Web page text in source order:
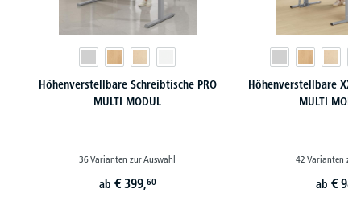
Höhenverstellbare Schreibtische PRO
MULTI MODUL
36 Varianten zur Auswahl
ab € 399,60
Höhenverstellbare
MULTI
42 Varianten zur
ab €